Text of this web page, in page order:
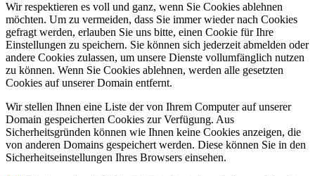
Wir respektieren es voll und ganz, wenn Sie Cookies ablehnen
möchten. Um zu vermeiden, dass Sie immer wieder nach Cookies
gefragt werden, erlauben Sie uns bitte, einen Cookie für Ihre
Einstellungen zu speichern. Sie können sich jederzeit abmelden oder
andere Cookies zulassen, um unsere Dienste vollumfänglich nutzen
zu können. Wenn Sie Cookies ablehnen, werden alle gesetzten
Cookies auf unserer Domain entfernt.
Wir stellen Ihnen eine Liste der von Ihrem Computer auf unserer
Domain gespeicherten Cookies zur Verfügung. Aus
Sicherheitsgründen können wie Ihnen keine Cookies anzeigen, die
von anderen Domains gespeichert werden. Diese können Sie in den
Sicherheitseinstellungen Ihres Browsers einsehen.